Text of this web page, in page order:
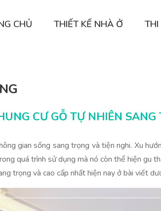
CHỦ THIẾT KẾ NHÀ Ở THI
CƯ GỖ TỰ NHIÊN
gian sống sang trọng và tiện nghi. Xu
quá trình sử dụng mà nó còn thể hiện gu
trọng và cao cấp nhất hiện nay ở bài viết